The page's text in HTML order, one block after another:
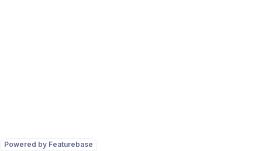
Powered by Featurebase